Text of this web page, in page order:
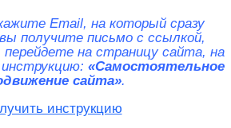
Email, на который сразу
получите письмо с ссылкой,
на страницу сайта, на
«Самостоятельное
сайта».
инструкцию